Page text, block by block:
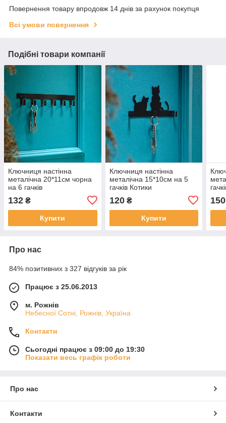
Повернення товару впродовж 14 днів за рахунок покупця
Всі умови повернення
Подібні товари компанії
Ключниця настінна
металічна 20*11см чорна
на 6 гачків
132 ₴
Купити
Ключниця настінна
металічна 15*10см на 5
гачків Котики
120₴
Купити
150
Про нас
84% позитивних з 327 відгуків за рік
Працює з 25.06.2013
м. Рожнів
Небесної Сотні, Рожнів, Україна
Контакти
Сьогодні працює з 09:00 до 19:30
Показати весь графік роботи
Про нас
Контакти